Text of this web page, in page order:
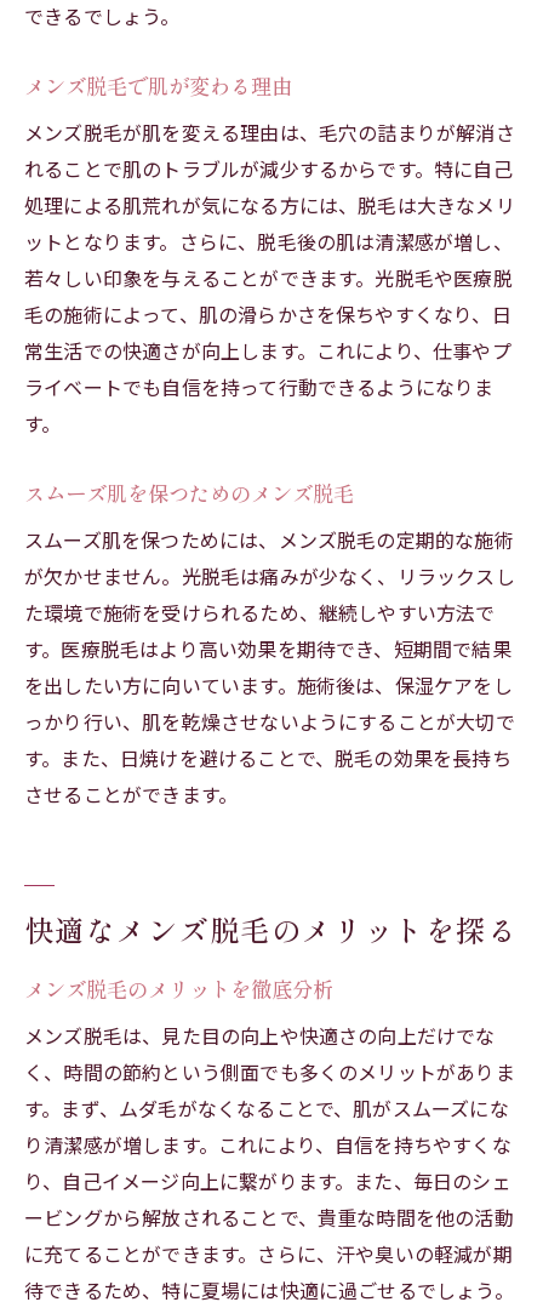
できるでしょう。
メンズ脱毛で肌が変わる理由
メンズ脱毛が肌を変える理由は、毛穴の詰まりが解消さ
れることで肌のトラブルが減少するからです。特に自己
処理による肌荒れが気になる方には、脱毛は大きなメリ
ットとなります。さらに、脱毛後の肌は清潔感が増し、
若々しい印象を与えることができます。光脱毛や医療脱
毛の施術によって、肌の滑らかさを保ちやすくなり、日
常生活での快適さが向上します。これにより、仕事やプ
ライベートでも自信を持って行動できるようになりま
す。
スムーズ肌を保つためのメンズ脱毛
スムーズ肌を保つためには、メンズ脱毛の定期的な施術
が欠かせません。光脱毛は痛みが少なく、リラックスし
た環境で施術を受けられるため、継続しやすい方法で
す。医療脱毛はより高い効果を期待でき、短期間で結果
を出したい方に向いています。施術後は、保湿ケアをし
っかり行い、肌を乾燥させないようにすることが大切で
す。また、日焼けを避けることで、脱毛の効果を長持ち
させることができます。
快適なメンズ脱毛のメリットを探る
メンズ脱毛のメリットを徹底分析
メンズ脱毛は、見た目の向上や快適さの向上だけでな
く、時間の節約という側面でも多くのメリットがありま
す。まず、ムダ毛がなくなることで、肌がスムーズにな
り清潔感が増します。これにより、自信を持ちやすくな
り、自己イメージ向上に繋がります。また、毎日のシェ
ービングから解放されることで、貴重な時間を他の活動
に充てることができます。さらに、汗や臭いの軽減が期
待できるため、特に夏場には快適に過ごせるでしょう。